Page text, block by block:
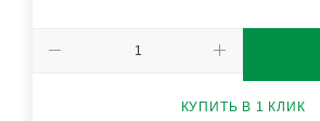
КУПИТЬ В 1 КЛИК